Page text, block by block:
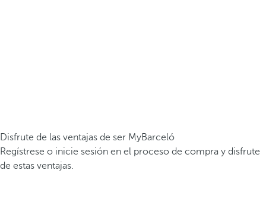
Disfrute de las ventajas de ser MyBarceló
Regístrese o inicie sesión en el proceso de compra y disfrute
de estas ventajas.